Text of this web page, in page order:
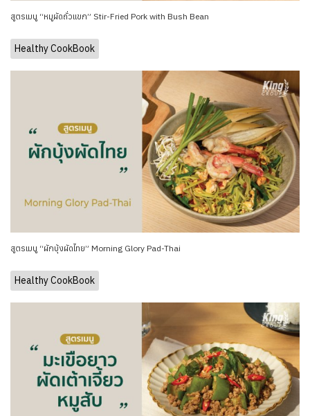
สูตรเมนู “หมูผัดถั่วแขก” Stir-Fried Pork with Bush Bean
Healthy CookBook
สูตรเมนู “ผักบุ้งผัดไทย” Morning Glory Pad-Thai
Healthy CookBook